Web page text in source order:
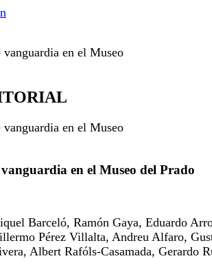
en el Museo del Prado
Barceló, Ramón Gaya, Eduardo
Pérez Villalta, Andreu Alfaro,
Albert Rafóls-Casamada, Gerardo